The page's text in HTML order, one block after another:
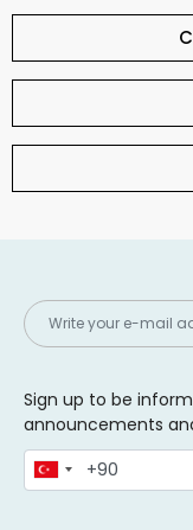
Sign up to be
announcements